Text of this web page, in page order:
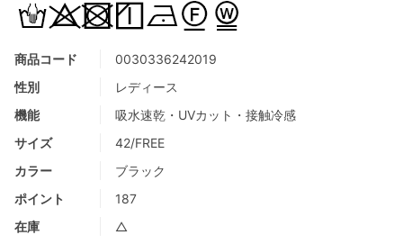
商品コード
0030336242019
性別
レディース
機能
吸水速乾・UVカット・接触冷感
サイズ
42/FREE
カラー
ブラック
ポイント
187
在庫
△